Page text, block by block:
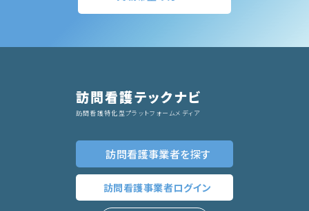
訪問看護テックナビ
訪問看護特化型プラットフォームメディア
訪問看護事業者を探す
訪問看護事業者ログイン